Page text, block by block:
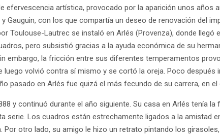
efervescencia artística, provocado por la aparición unos
con los que compartía un deseo de renovación del
Toulouse-Lautrec se instaló en Arlés (Provenza), donde llegó
pero subsistió gracias a la ayuda económica de su
embargo, la fricción entre sus diferentes temperamentos
volvió contra sí mismo y se cortó la oreja. Poco después
pasado en Arlés fue quizá el más fecundo de su carrera, en
y continuó durante el año siguiente. Su casa en Arlés tenía
serie. Los cuadros están estrechamente ligados a la amistad
otro lado, su amigo le hizo un retrato pintando los